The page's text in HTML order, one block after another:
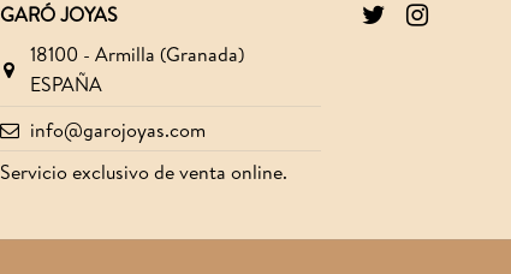
GARÓ JOYAS
18100 - Armilla (Granada)
ESPAÑA
info@garojoyas.com
Servicio exclusivo de venta online.